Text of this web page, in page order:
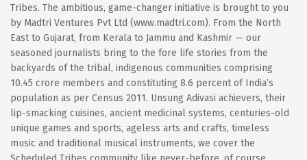
Tribes. The ambitious, game-changer initiative is brought to you
by Madtri Ventures Pvt Ltd (www.madtri.com). From the North
East to Gujarat, from Kerala to Jammu and Kashmir — our
seasoned journalists bring to the fore life stories from the
backyards of the tribal, indigenous communities comprising
10.45 crore members and constituting 8.6 percent of India’s
population as per Census 2011. Unsung Adivasi achievers, their
lip-smacking cuisines, ancient medicinal systems, centuries-old
unique games and sports, ageless arts and crafts, timeless
music and traditional musical instruments, we cover the